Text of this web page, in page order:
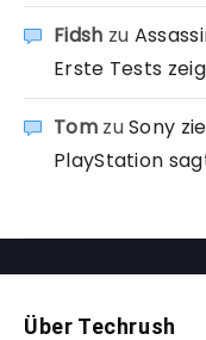
Fidsh zu
Erste Tests
TomzuSony
PlayStation
Über Techrush